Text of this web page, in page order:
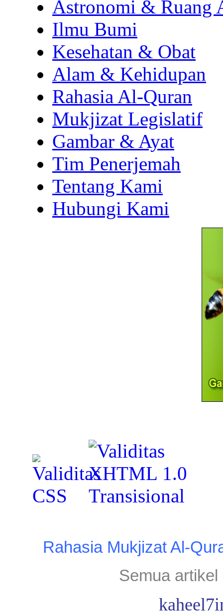
Astronomi & Ruang
Ilmu Bumi
Kesehatan & Obat
Alam & Kehidupan
Rahasia Al-Quran
Mukjizat Legislatif
Gambar & Ayat
Tim Penerjemah
Tentang Kami
Hubungi Kami
Rahasia Mukjizat Al-
Semua